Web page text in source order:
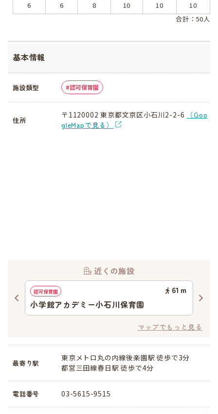
6
6 8 10 10
10
合計：50人
基本情報
施設類型 認可保育園
住所
〒1120002 東京都文京区小石川2-2-6
（Goo
gleMapで見る）
近くの施設
認可保育園 61 ｍ
小学館アカデミー小石川保育園
マップでもっと見る
最寄り駅
東京メトロ丸の内線後楽園駅 徒歩で3分
都営三田線春日駅 徒歩で4分
電話番号 03-5615-9515